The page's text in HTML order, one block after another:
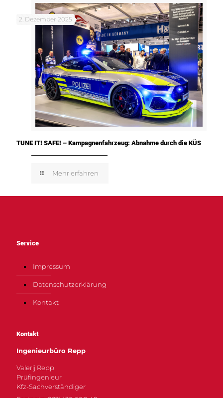
2. Dezember 2025
TUNE IT! SAFE! – Kampagnenfahrzeug: Abnahme durch die KÜS
Mehr erfahren
Service
Impressum
Datenschutzerklärung
Kontakt
Kontakt
Ingenieurbüro Repp
Valerij Repp
Prüfingenieur
Kfz-Sachverständiger